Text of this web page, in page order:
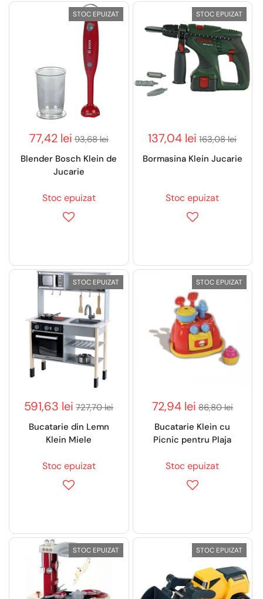
77,42 lei 93,68 lei
Blender Bosch Klein de
Jucarie
Stoc epuizat
STOC EPUIZAT
137,04 lei 163,08 lei
Bormasina Klein Jucarie
Stoc epuizat
STOC EPUIZAT
591,63 lei 727,70 lei
Bucatarie din Lemn
Klein Miele
Stoc epuizat
STOC EPUIZAT
72,94 lei 86,80 lei
Bucatarie Klein cu
Picnic pentru Plaja
Stoc epuizat
STOC EPUIZAT
STOC EPUIZAT STOC EPUIZAT